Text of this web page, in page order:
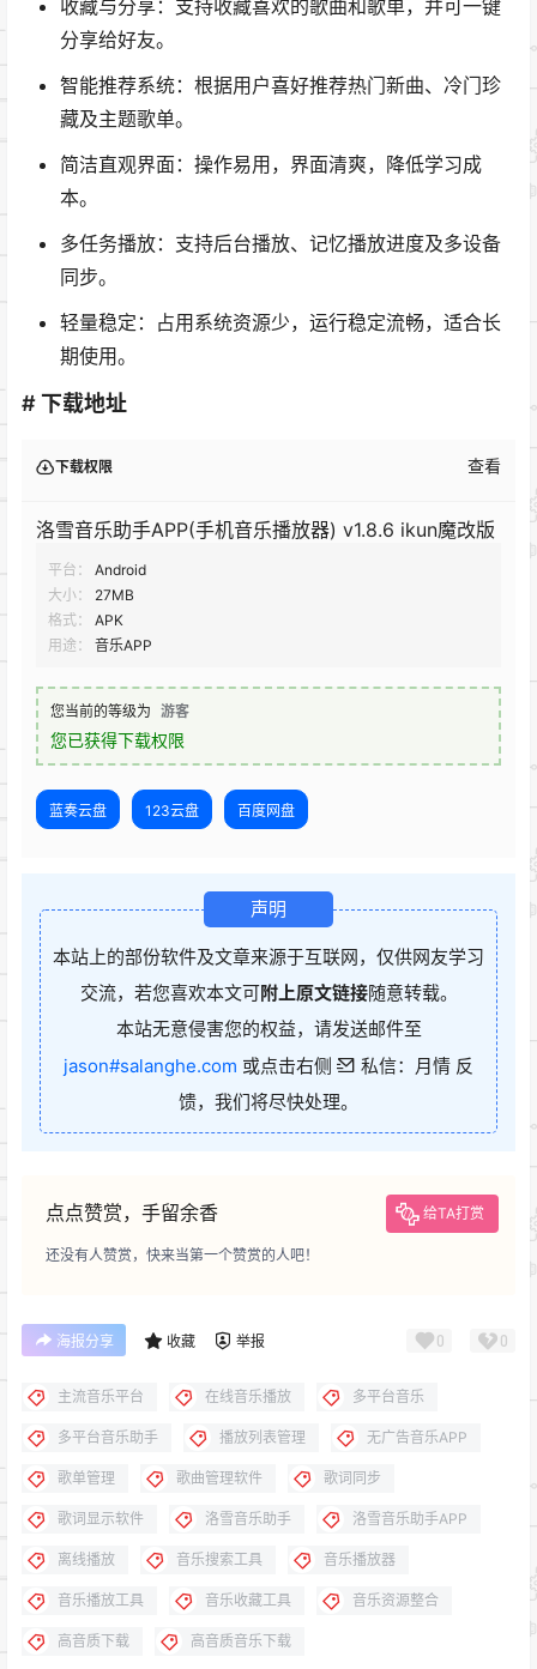
收藏与分享：支持收藏喜欢的歌曲和歌单，并可一键
分享给好友。
智能推荐系统：根据用户喜好推荐热门新曲、冷门珍
藏及主题歌单。
简洁直观界面：操作易用，界面清爽，降低学习成
本。
多任务播放：支持后台播放、记忆播放进度及多设备
同步。
轻量稳定：占用系统资源少，运行稳定流畅，适合长
期使用。
# 下载地址
下载权限 查看
洛雪音乐助手APP(手机音乐播放器) v1.8.6 ikun魔改版
平台：
Android
大小：
27MB
格式：
APK
用途：
音乐APP
您当前的等级为 游客
您已获得下载权限
蓝奏云盘 123云盘 百度网盘
声明
本站上的部份软件及文章来源于互联网，仅供网友学习
交流，若您喜欢本文可附上原文链接随意转载。
本站无意侵害您的权益，请发送邮件至
jason#salanghe.com 或点击右侧
私信：月情 反
馈，我们将尽快处理。
点点赞赏，手留余香 给TA打赏
还没有人赞赏，快来当第一个赞赏的人吧！
海报分享 收藏 举报 0 0
主流音乐平台 在线音乐播放 多平台音乐
多平台音乐助手 播放列表管理 无广告音乐APP
歌单管理 歌曲管理软件 歌词同步
歌词显示软件 洛雪音乐助手 洛雪音乐助手APP
离线播放 音乐搜索工具 音乐播放器
音乐播放工具 音乐收藏工具 音乐资源整合
高音质下载 高音质音乐下载